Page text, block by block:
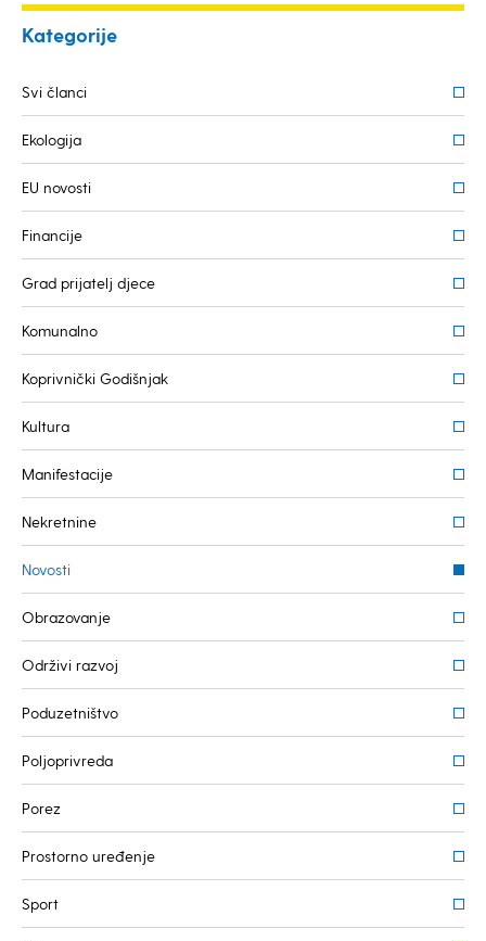
Kategorije
Svi članci
Ekologija
EU novosti
Financije
Grad prijatelj djece
Komunalno
Koprivnički Godišnjak
Kultura
Manifestacije
Nekretnine
Novosti
Obrazovanje
Održivi razvoj
Poduzetništvo
Poljoprivreda
Porez
Prostorno uređenje
Sport